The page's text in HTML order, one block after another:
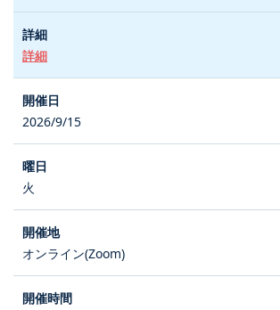
詳細
2026/9/15
火
オンライン(Zoom)